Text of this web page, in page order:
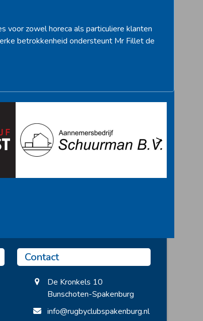
voor zowel horeca als particuliere klanten
betrokkenheid ondersteunt Mr Fillet de
>
Contact
De Kronkels 10
Bunschoten-Spakenburg
info@rugbyclubspakenburg.nl